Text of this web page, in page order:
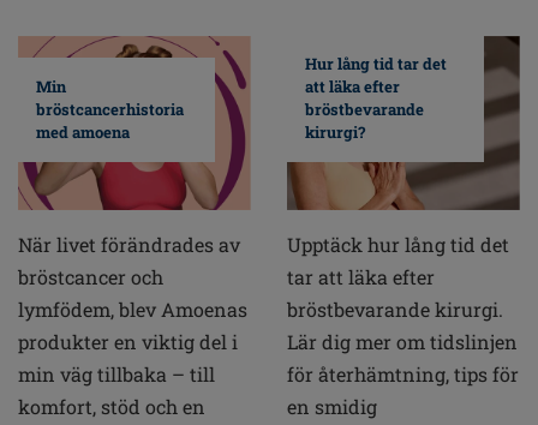
Min
bröstcancerhistoria
med amoena
När livet förändrades av
bröstcancer och
lymfödem, blev Amoenas
produkter en viktig del i
min väg tillbaka – till
komfort, stöd och en
Hur lång tid tar det
att läka efter
bröstbevarande
kirurgi?
Upptäck hur lång tid det
tar att läka efter
bröstbevarande kirurgi.
Lär dig mer om tidslinjen
för återhämtning, tips för
en smidig